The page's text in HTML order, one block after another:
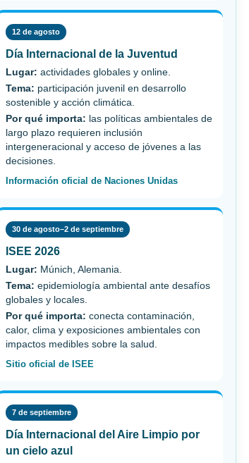
12 de agosto
Día Internacional de la Juventud
Lugar: actividades globales y online.
Tema: participación juvenil en desarrollo
sostenible y acción climática.
Por qué importa: las políticas ambientales de
largo plazo requieren inclusión
intergeneracional y acceso de jóvenes a las
decisiones.
Información oficial de Naciones Unidas
30 de agosto–2 de septiembre
ISEE 2026
Lugar: Múnich, Alemania.
Tema: epidemiología ambiental ante desafíos
globales y locales.
Por qué importa: conecta contaminación,
calor, clima y exposiciones ambientales con
impactos medibles sobre la salud.
Sitio oficial de ISEE
7 de septiembre
Día Internacional del Aire Limpio por
un cielo azul